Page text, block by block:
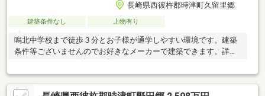
長崎県西彼杵郡時津町久留里郷
建築条件なし 上物有り
鳴北中学校まで徒歩３分とお子様が通学しやすい環境です。建築
条件等ございませんのでお好きなメーカーで建築できます。詳細